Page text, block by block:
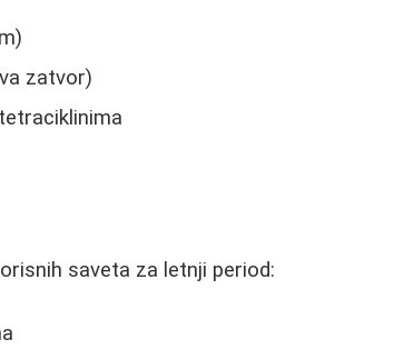
zatvor)
saveta za letnji period: